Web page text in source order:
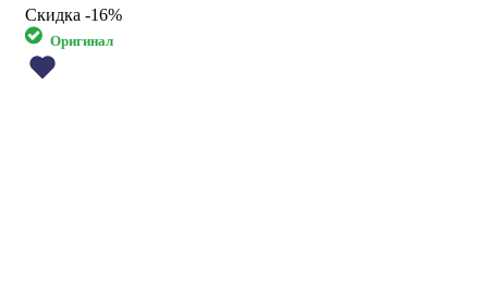
Скидка -16%
Оригинал